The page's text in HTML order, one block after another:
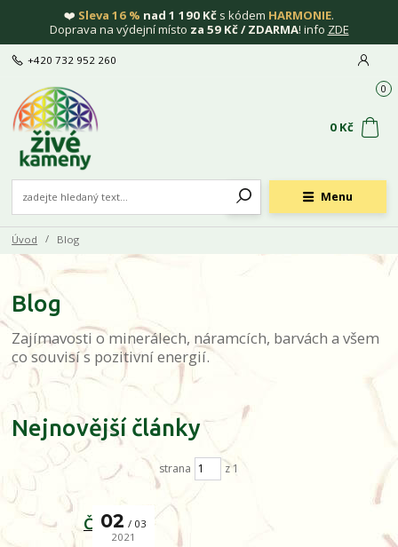
❤️ Sleva 16 % nad 1 190 Kč s kódem HARMONIE.
Doprava na výdejní místo za 59 Kč / ZDARMA! info ZDE
Menu
+420 732 952 260
0
0 Kč
Úvod Blog
Blog
Zajímavosti o minerálech, náramcích, barvách a všem
co souvisí s pozitivní energií.
Nejnovější články
strana z 1
Čakry
02
03
2021